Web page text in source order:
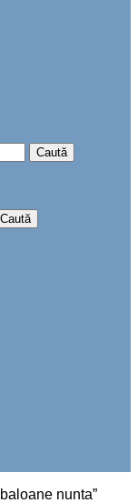
Caută
Caută
nunta”